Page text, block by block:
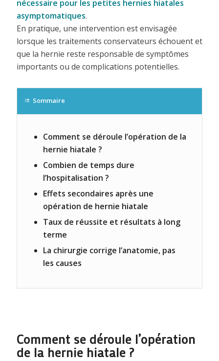
nécessaire pour les petites hernies hiatales
asymptomatiques.
En pratique, une intervention est envisagée
lorsque les traitements conservateurs échouent et
que la hernie reste responsable de symptômes
importants ou de complications potentielles.
Sommaire
Comment se déroule l’opération de la
hernie hiatale ?
Combien de temps dure
l’hospitalisation ?
Effets secondaires après une
opération de hernie hiatale
Taux de réussite et résultats à long
terme
La chirurgie corrige l’anatomie, pas
les causes
Comment se déroule l’opération
de la hernie hiatale ?